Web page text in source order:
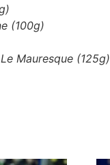
(100g)
Mauresque (125g)